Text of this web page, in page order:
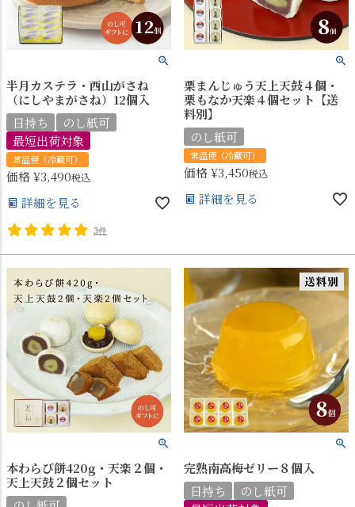
半月カステラ・西山がさね
（にしやまがさね）12個入
日持ち
のし紙可
最短出荷対象
常温便（冷蔵可）
価格¥3,490税込
詳細を見る
3件
栗まんじゅう天上天鼓４個・
栗もなか天楽４個セット【送
料別】
のし紙可
常温便（冷蔵可）
価格¥3,450税込
詳細を見る
本わらび餅420g・天楽２個・
天上天鼓２個セット
完熟南高梅ゼリー８個入
日持ち
のし紙可